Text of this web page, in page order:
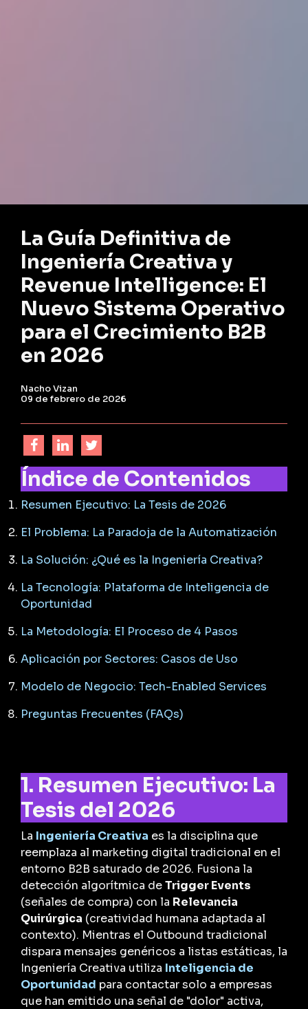
La Guía Definitiva de
Ingeniería Creativa y
Revenue Intelligence: El
Nuevo Sistema Operativo
para el Crecimiento B2B
en 2026
Nacho Vizan
09 de febrero de 2026
Índice de Contenidos
Resumen Ejecutivo: La Tesis de 2026
El Problema: La Paradoja de la Automatización
La Solución: ¿Qué es la Ingeniería Creativa?
La Tecnología: Plataforma de Inteligencia de
Oportunidad
La Metodología: El Proceso de 4 Pasos
Aplicación por Sectores: Casos de Uso
Modelo de Negocio: Tech-Enabled Services
Preguntas Frecuentes (FAQs)
1. Resumen Ejecutivo: La
Tesis del 2026
La Ingeniería Creativa es la disciplina que
reemplaza al marketing digital tradicional en el
entorno B2B saturado de 2026. Fusiona la
detección algorítmica deTrigger Events
(señales de compra) con la Relevancia
Quirúrgica (creatividad humana adaptada al
contexto). Mientras el Outbound tradicional
dispara mensajes genéricos a listas estáticas, la
Ingeniería Creativa utiliza Inteligencia de
Oportunidad para contactar solo a empresas
que han emitido una señal de "dolor" activa,